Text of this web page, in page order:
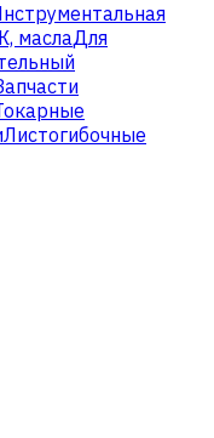
маслаДля
Листогибочные